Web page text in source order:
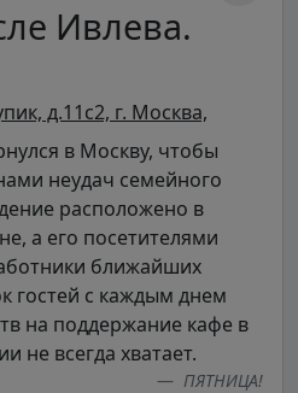
Ивлева.
д.11с2, г. Москва,
в Москву, чтобы
неудач семейного
расположено в
а его посетителями
ближайших
гостей с каждым днем
на поддержание кафе в
не всегда хватает.
ПЯТНИЦА!